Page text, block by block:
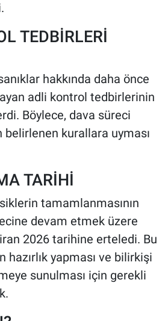
TEDBİRLERİ
hakkında daha önce
adli kontrol tedbirlerinin
Böylece, dava süreci
belirlenen kurallara uyması
TARİHİ
tamamlanmasının
devam etmek üzere
2026 tarihine erteledi. Bu
hazırlık yapması ve bilirkişi
sunulması için gerekli